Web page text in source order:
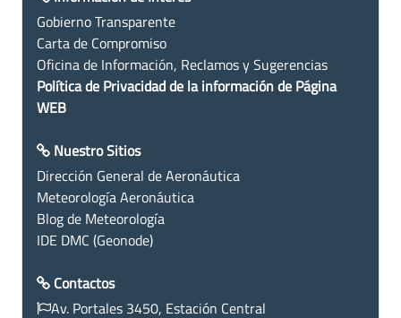
Gobierno Transparente
Carta de Compromiso
Oficina de Información, Reclamos y Sugerencias
Política de Privacidad de la información de Página
WEB
Nuestro Sitios
Dirección General de Aeronáutica
Meteorología Aeronáutica
Blog de Meteorología
IDE DMC (Geonode)
Contactos
Av. Portales 3450, Estación Central